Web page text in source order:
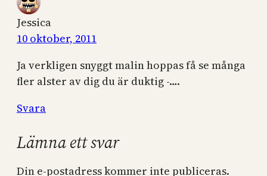
Jessica
10 oktober, 2011
Ja verkligen snyggt malin hoppas få se många
fler alster av dig du är duktig -….
Svara
Lämna ett svar
Din e-postadress kommer inte publiceras.